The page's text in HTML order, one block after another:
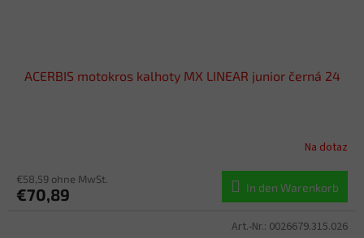
ACERBIS motokros kalhoty MX LINEAR junior černá 24
Na dotaz
€58,59 ohne MwSt.
€70,89 In den Warenkorb
Art.-Nr.: 0026679.315.026